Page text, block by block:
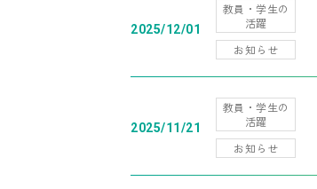
2025/12/01
教員・学生の
活躍
お知らせ
2025/11/21
教員・学生の
活躍
お知らせ